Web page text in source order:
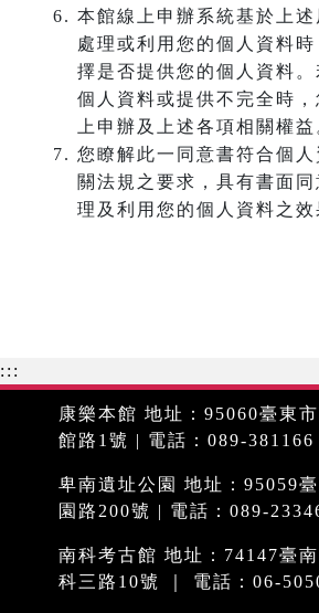
本館線上申辦系統基於上述
處理或利用您的個人資料
擇是否提供您的個人資料
個人資料或提供不完全時
上申辦及上述各項相關權益
您瞭解此一同意書符合個
關法規之要求，具有書面
理及利用您的個人資料之效
:::
康樂本館 地址：95060臺東
館路1號 | 電話：089-381166
卑南遺址公園 地址：95059
園路200號 | 電話：089-
南科考古館 地址：74147臺
科三路10號 ｜ 電話：06-